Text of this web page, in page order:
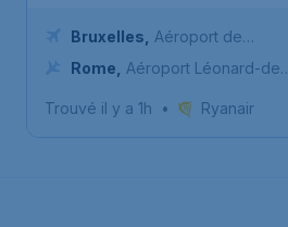
Bruxelles
Aéroport de
Charleroi Bruxelles-Sud
Rome
Aéroport Léonard-de-
Trouvé il y a 1h • Ryanair